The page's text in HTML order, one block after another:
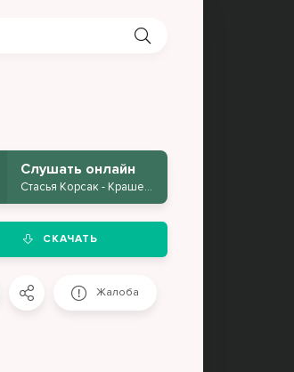
Слушать онлайн
Стасья Корсак - Крашевый краш
СКАЧАТЬ
Жалоба